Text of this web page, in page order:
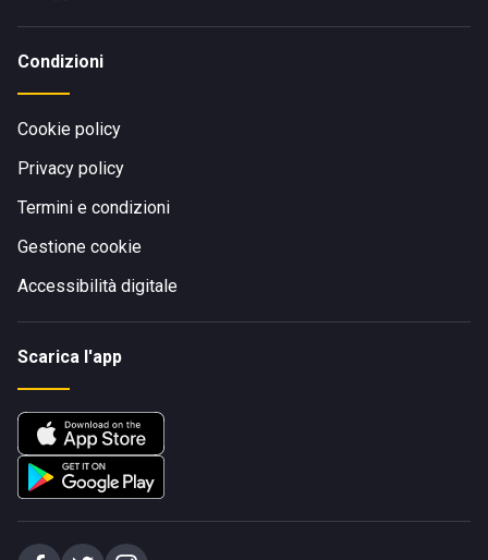
Condizioni
Cookie policy
Privacy policy
Termini e condizioni
Gestione cookie
Accessibilità digitale
Scarica l'app